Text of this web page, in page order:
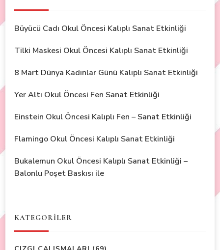
Büyücü Cadı Okul Öncesi Kalıplı Sanat Etkinliği
Tilki Maskesi Okul Öncesi Kalıplı Sanat Etkinliği
8 Mart Dünya Kadınlar Günü Kalıplı Sanat Etkinliği
Yer Altı Okul Öncesi Fen Sanat Etkinliği
Einstein Okul Öncesi Kalıplı Fen – Sanat Etkinliği
Flamingo Okul Öncesi Kalıplı Sanat Etkinliği
Bukalemun Okul Öncesi Kalıplı Sanat Etkinliği –
Balonlu Poşet Baskısı ile
KATEGORİLER